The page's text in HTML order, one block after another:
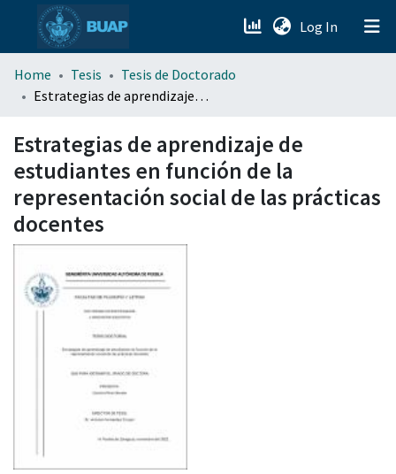
Log In (current)
menu.section.about_menu
Home Tesis
Tesis de Doctorado
Estrategias de aprendizaje de estudiantes en función de la representación social de las prácticas docentes
Estrategias de aprendizaje de
estudiantes en función de la
representación social de las prácticas
docentes